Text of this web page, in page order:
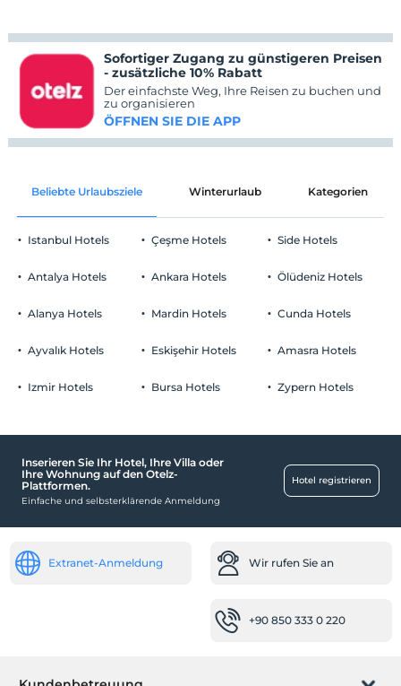
Sofortiger Zugang zu günstigeren Preisen
- zusätzliche 10% Rabatt
Der einfachste Weg, Ihre Reisen zu buchen und
zu organisieren
ÖFFNEN SIE DIE APP
Beliebte Urlaubsziele Winterurlaub Kategorien
Istanbul Hotels
Antalya Hotels
Alanya Hotels
Ayvalık Hotels
Izmir Hotels
Çeşme Hotels
Ankara Hotels
Mardin Hotels
Eskişehir Hotels
Bursa Hotels
Side Hotels
Ölüdeniz Hotels
Cunda Hotels
Amasra Hotels
Zypern Hotels
Inserieren Sie Ihr Hotel, Ihre Villa oder
Ihre Wohnung auf den Otelz-
Plattformen.
Einfache und selbsterklärende Anmeldung
Hotel registrieren
Extranet-Anmeldung Wir rufen Sie an
+90 850 333 0 220